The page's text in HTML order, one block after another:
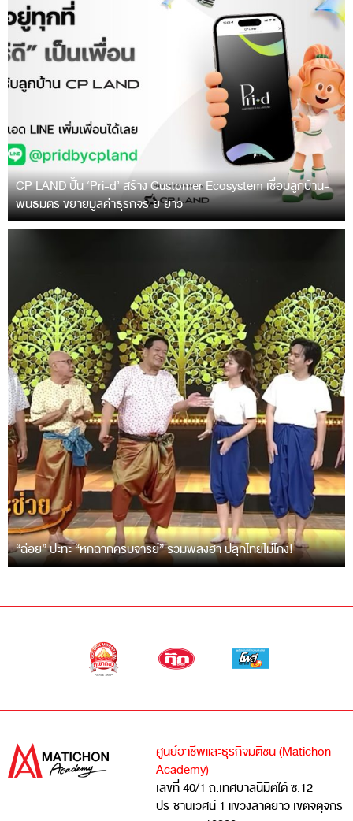
CP LAND ปั้น ‘Pri-d’ สร้าง Customer Ecosystem เชื่อมลูกบ้าน-
พันธมิตร ขยายมูลค่าธุรกิจระยะยาว
“ฉ่อย” ปะทะ “หกฉากครับจารย์” รวมพลังฮา ปลุกไทยไม่โกง!
ศูนย์อาชีพและธุรกิจมติชน (Matichon
Academy)
เลขที่ 40/1 ถ.เทศบาลนิมิตใต้ ซ.12
ประชานิเวศน์ 1 แขวงลาดยาว เขตจตุจักร